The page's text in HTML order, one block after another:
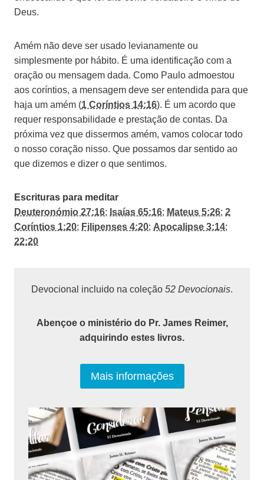
Deus.
Amém não deve ser usado levianamente ou
simplesmente por hábito. É uma identificação com a
oração ou mensagem dada. Como Paulo admoestou
aos coríntios, a mensagem deve ser entendida para que
haja um amém (1 Coríntios 14:16). É um acordo que
requer responsabilidade e prestação de contas. Da
próxima vez que dissermos amém, vamos colocar todo
o nosso coração nisso. Que possamos dar sentido ao
que dizemos e dizer o que sentimos.
Escrituras para meditar
Deuteronómio 27:16; Isaías 65:16; Mateus 5:26; 2
Coríntios 1:20; Filipenses 4:20; Apocalipse 3:14;
22:20
Devocional incluido na coleção 52 Devocionais.
Abençoe o ministério do Pr. James Reimer,
adquirindo estes livros.
Mais informações